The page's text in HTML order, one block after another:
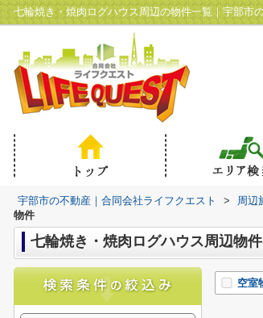
七輪焼き・焼肉ログハウス周辺の物件一覧｜宇部市
宇部市の不動産｜合同会社ライフクエスト > 周辺
物件
七輪焼き・焼肉ログハウス周辺物件
空室